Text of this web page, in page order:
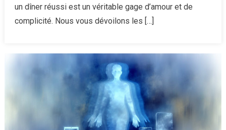
en
un dîner réussi est un véritable gage d’amour et de
complicité. Nous vous dévoilons les […]